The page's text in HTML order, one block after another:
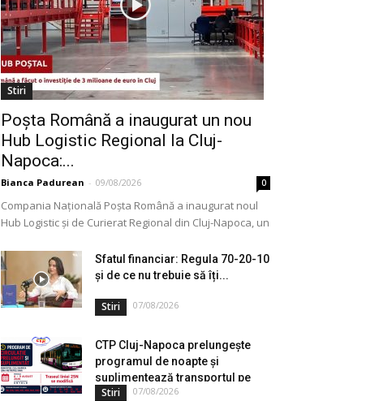
Stiri
Poșta Română a inaugurat un nou
Hub Logistic Regional la Cluj-
Napoca:...
Bianca Padurean - 09/08/2026 0
Compania Națională Poșta Română a inaugurat noul
Hub Logistic și de Curierat Regional din Cluj-Napoca, un
milioane...
Sfatul financiar: Regula 70-20-10
și de ce nu trebuie să îți...
Stiri 07/08/2026
CTP Cluj-Napoca prelungește
programul de noapte și
suplimentează transportul pe
durata...
Stiri 07/08/2026